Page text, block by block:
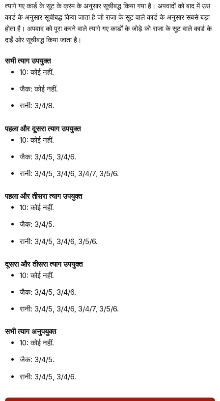
त्यागे गए कार्ड के सूट के क्रम के अनुसार सूचीबद्ध किया गया है। अपवादों को बाद में उस
कार्ड के अनुसार सूचीबद्ध किया जाता है जो राजा के सूट वाले कार्ड के अनुसार सबसे बड़ा
होता है। अपवाद को पूरा करने वाले त्यागे गए कार्डों के जोड़े को राजा के सूट वाले कार्ड के
दाईं ओर सूचीबद्ध किया जाता है।
सभी त्याग उपयुक्त
10: कोई नहीं.
जैक: कोई नहीं.
रानी: 3/4/8.
पहला और दूसरा त्याग उपयुक्त
10: कोई नहीं.
जैक: 3/4/5, 3/4/6.
रानी: 3/4/5, 3/4/6, 3/4/7, 3/5/6.
पहला और तीसरा त्याग उपयुक्त
10: कोई नहीं.
जैक: 3/4/5.
रानी: 3/4/5, 3/4/6, 3/5/6.
दूसरा और तीसरा त्याग उपयुक्त
10: कोई नहीं.
जैक: 3/4/5, 3/4/6.
रानी: 3/4/5, 3/4/6, 3/4/7, 3/5/6.
सभी त्याग अनुपयुक्त
10: कोई नहीं.
जैक: 3/4/5.
रानी: 3/4/5, 3/4/6.